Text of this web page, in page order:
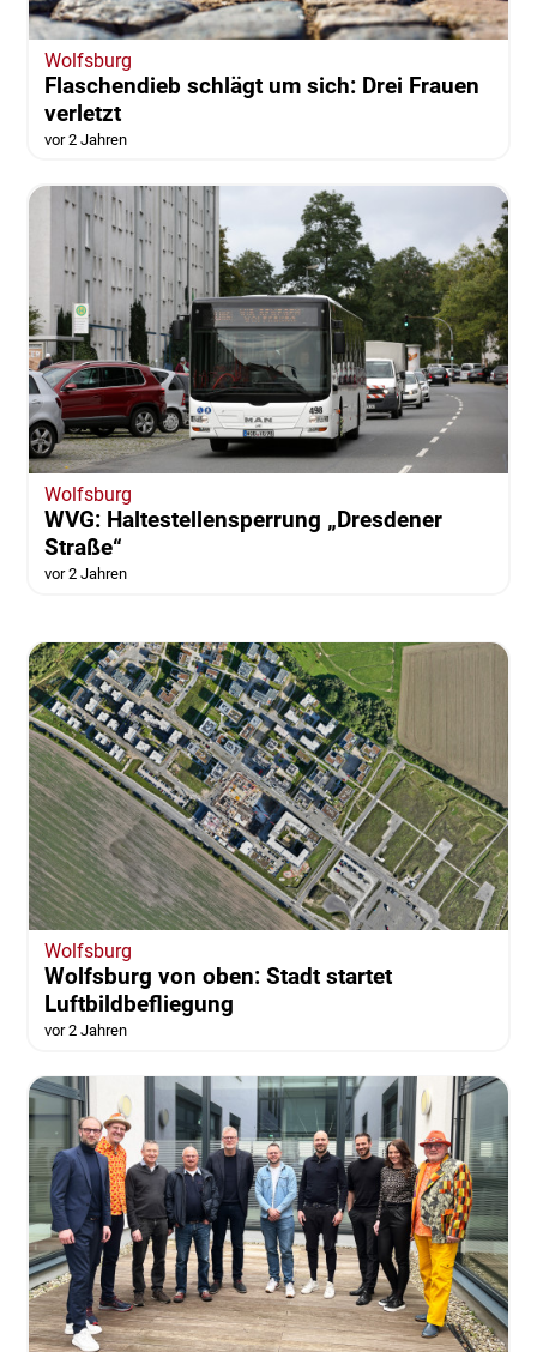
Wolfsburg
Flaschendieb schlägt um sich: Drei Frauen
verletzt
vor 2 Jahren
Wolfsburg
WVG: Haltestellensperrung „Dresdener
Straße“
vor 2 Jahren
Wolfsburg
Wolfsburg von oben: Stadt startet
Luftbildbefliegung
vor 2 Jahren